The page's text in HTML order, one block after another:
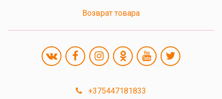
Возврат товара
+375447181833